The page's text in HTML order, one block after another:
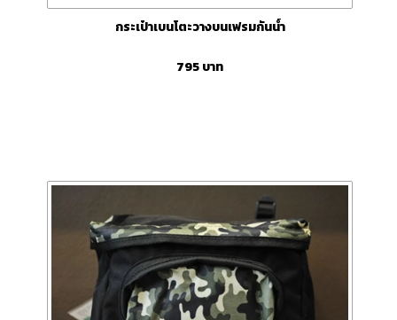
กระเป๋าเบนโตะวางบนเฟรมกันน้ำ
795บาท